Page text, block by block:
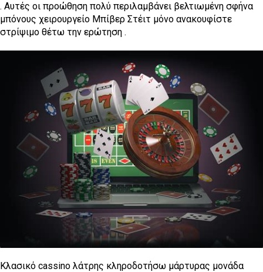
. Αυτές οι προώθηση πολύ περιλαμβάνει βελτιωμένη σφήνα
μπόνους χειρουργείο Μπίβερ Στέιτ μόνο ανακουφίστε
στρίψιμο θέτω την ερώτηση .
Κλασικό cassino λάτρης κληροδοτήσω μάρτυρας μονάδα